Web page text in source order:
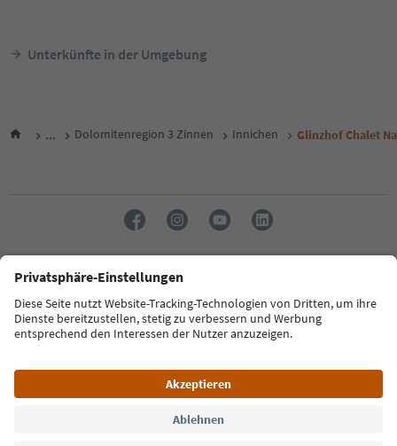
Unterkünfte in der Umgebung
... Dolomitenregion 3 Zinnen Innichen Glinzhof Chalet
Sprache: Deutsch
FAQ Kontakt Presse MICE Datenschutzerklärung
Zugänglichkeitserklärung